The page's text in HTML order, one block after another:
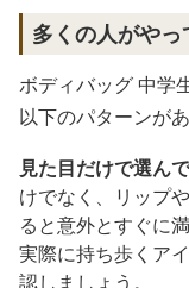
多くの人がや
ボディバッグ 中学
以下のパターンがあ
見た目だけで選ん
けでなく、リップ
ると意外とすぐに
実際に持ち歩くア
認しましょう。